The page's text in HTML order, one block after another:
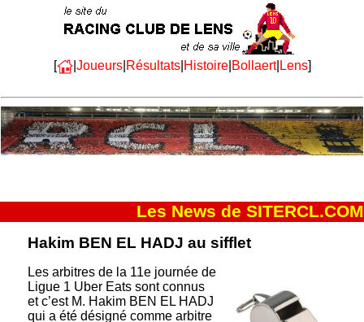
[ | Joueurs| Résultats| Histoire| Bollaert| Lens]
Les News de SITERCL.COM
Hakim BEN EL HADJ au sifflet
Les arbitres de la 11e journée de
Ligue 1 Uber Eats sont connus
et c’est M. Hakim BEN EL HADJ
qui a été désigné comme arbitre